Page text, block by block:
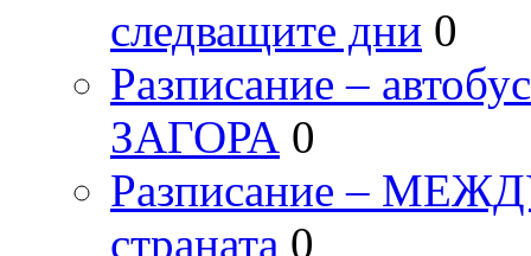
следващите дни 0
Разписание –
ЗАГОРА 0
Разписание –
страната 0